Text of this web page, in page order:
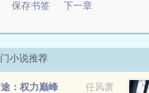
保存书签 下一章
小说推荐
任风萧
：权力巅峰